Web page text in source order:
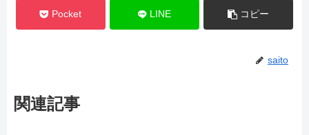
Pocket LINE コピー
saito
関連記事